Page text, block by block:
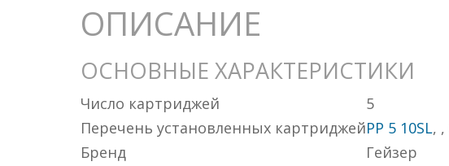
ОПИСАНИЕ
ОСНОВНЫЕ ХАРАКТЕРИСТИКИ
Число картриджей
5
Перечень установленных картриджейPP 5 10SL, ,
Бренд
Гейзер